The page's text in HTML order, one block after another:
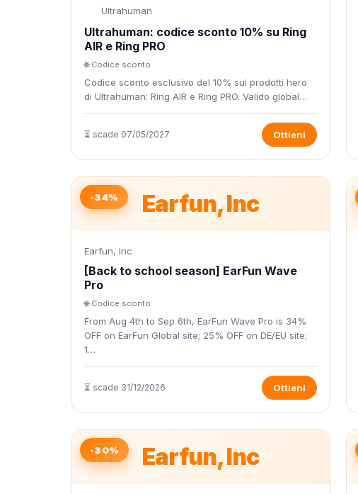
Ultrahuman
Ultrahuman: codice sconto 10% su Ring
AIR e Ring PRO
🌐 Codice sconto
Codice sconto esclusivo del 10% sui prodotti hero
di Ultrahuman: Ring AIR e Ring PRO. Valido global…
⏳ scade 07/05/2027 Ottieni
Earfun, Inc
-34%
Earfun, Inc
[Back to school season] EarFun Wave
Pro
🌐 Codice sconto
From Aug 4th to Sep 6th, EarFun Wave Pro is 34%
OFF on EarFun Global site; 25% OFF on DE/EU site;
1…
⏳ scade 31/12/2026 Ottieni
Earfun, Inc
-30%